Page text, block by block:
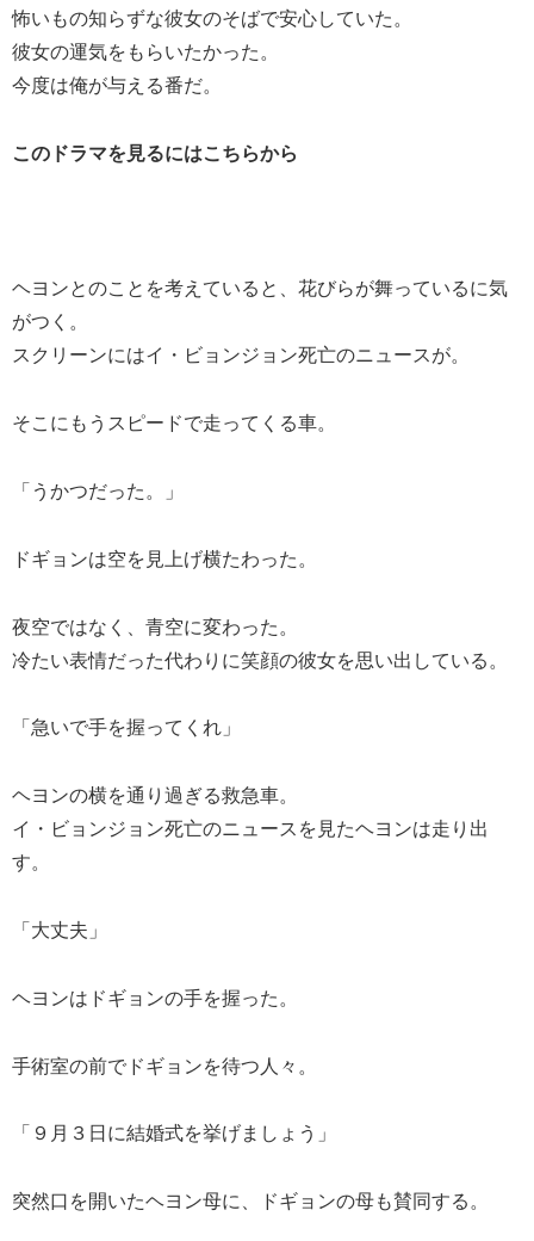
怖いもの知らずな彼女のそばで安心していた。
彼女の運気をもらいたかった。
今度は俺が与える番だ。
このドラマを見るにはこちらから
ヘヨンとのことを考えていると、花びらが舞っているに気
がつく。
スクリーンにはイ・ビョンジョン死亡のニュースが。
そこにもうスピードで走ってくる車。
「うかつだった。」
ドギョンは空を見上げ横たわった。
夜空ではなく、青空に変わった。
冷たい表情だった代わりに笑顔の彼女を思い出している。
「急いで手を握ってくれ」
ヘヨンの横を通り過ぎる救急車。
イ・ビョンジョン死亡のニュースを見たヘヨンは走り出
す。
「大丈夫」
ヘヨンはドギョンの手を握った。
手術室の前でドギョンを待つ人々。
「９月３日に結婚式を挙げましょう」
突然口を開いたヘヨン母に、ドギョンの母も賛同する。